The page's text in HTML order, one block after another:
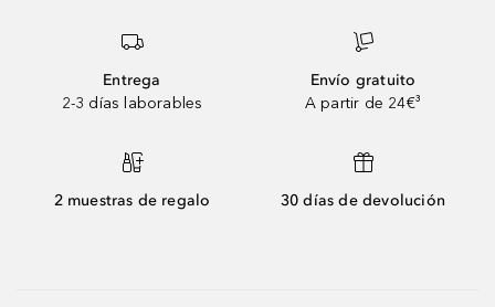
Entrega
2-3 días laborables
Envío gratuito
A partir de 24€³
2 muestras de regalo 30 días de devolución